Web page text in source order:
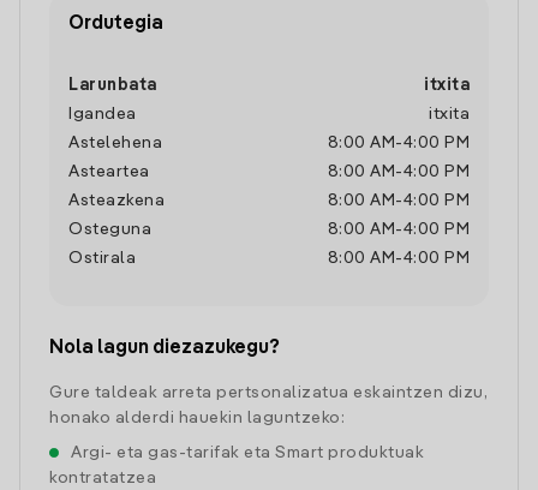
Ordutegia
Larunbata
itxita
Igandea
itxita
Astelehena
8:00 AM -4:00 PM
Asteartea
8:00 AM -4:00 PM
Asteazkena
8:00 AM -4:00 PM
Osteguna
8:00 AM -4:00 PM
Ostirala
8:00 AM -4:00 PM
Nola lagun diezazukegu?
Gure taldeak arreta pertsonalizatua eskaintzen dizu,
honako alderdi hauekin laguntzeko:
Argi- eta gas-tarifak eta Smart produktuak
kontratatzea